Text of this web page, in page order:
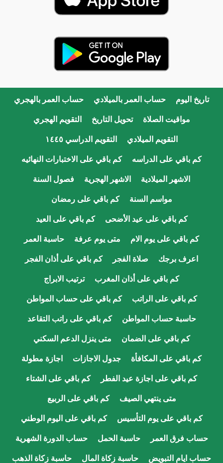
تاريخ اليوم حساب العمر بالميلادي حساب العمر بالهجري
مواقيت الصلاة تحويل التاريخ التقويم الهجري
التقويم الميلادي التقويم الدراسي ١٤٤٥
كم باقي على الدراسه كم باقي على الاختبارات النهائيه
الاشهر الميلادية الاشهر الهجرية فصول السنة
مواسم السنة كم باقي على رمضان
كم باقي على عيد الأضحى كم باقي على العيد
كم باقي على يوم الام متى يوم عرفة حاسبة العمر
اعرف برجك صلاة الفجر كم باقي على أذان الفجر
كم باقي على أذان المغرب ترتيب الابراج
كم باقي على الراتب كم باقي على حساب المواطن
حاسبة حساب المواطن كم باقي على راتب التقاعد
كم باقي على الضمان متى ينزل الدعم السكني
كم باقي على المكافأة جدول الاجازات اجازة مطولة
كم باقي على اجازة عيد الفطر كم باقي على الشتاء
متى ينتهي الصيف كم باقي على الربيع
كم باقي على يوم التأسيس كم باقي على اليوم الوطني
حساب فرق العمر حاسبة الحمل حساب الدورة الشهرية
حساب ايام التبويض حاسبة زكاة المال حاسبة زكاة الذهب